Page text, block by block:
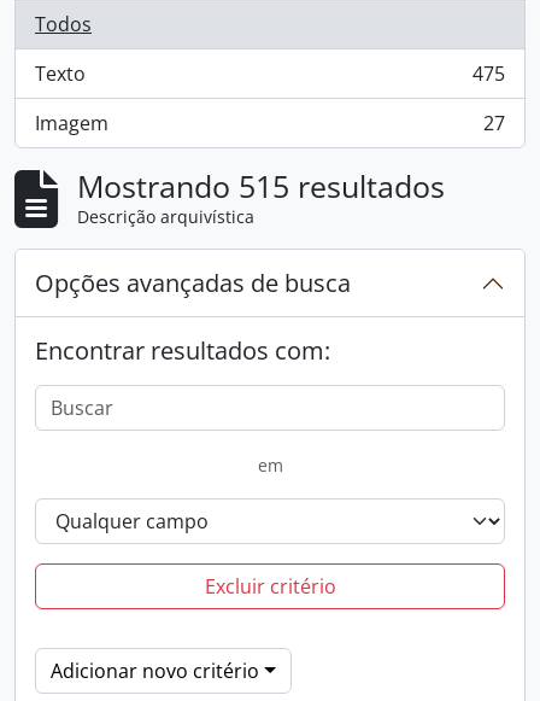
Todos
Texto
, 475 resultados
475
Imagem
, 27 resultados 27
Mostrando 515 resultados
Descrição arquivística
Opções avançadas de busca
Encontrar resultados com:
em
Excluir critério
Adicionar novo critério